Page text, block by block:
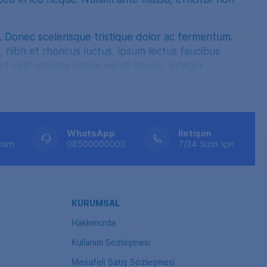
scelerisque tristique dolor ac fermentum.
et rhoncus luctus, ipsum lectus faucibus
velit gravida luctus vel at mauris. Integer
turpis, eu sagittis augue consectetur ut.
dolor venenatis ac. Nunc facilisis orci
vitae luctus.
WhatsApp
08500000000
İletişim
7/24 Sizin İçin
KURUMSAL
Hakkımızda
Kullanım Sözleşmesi
Mesafeli Satış Sözleşmesi